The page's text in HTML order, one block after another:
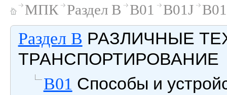
МПК Раздел B B01 B01J
Раздел B РАЗЛИЧНЫЕ
ТРАНСПОРТИРОВАНИЕ
B01 Способы и